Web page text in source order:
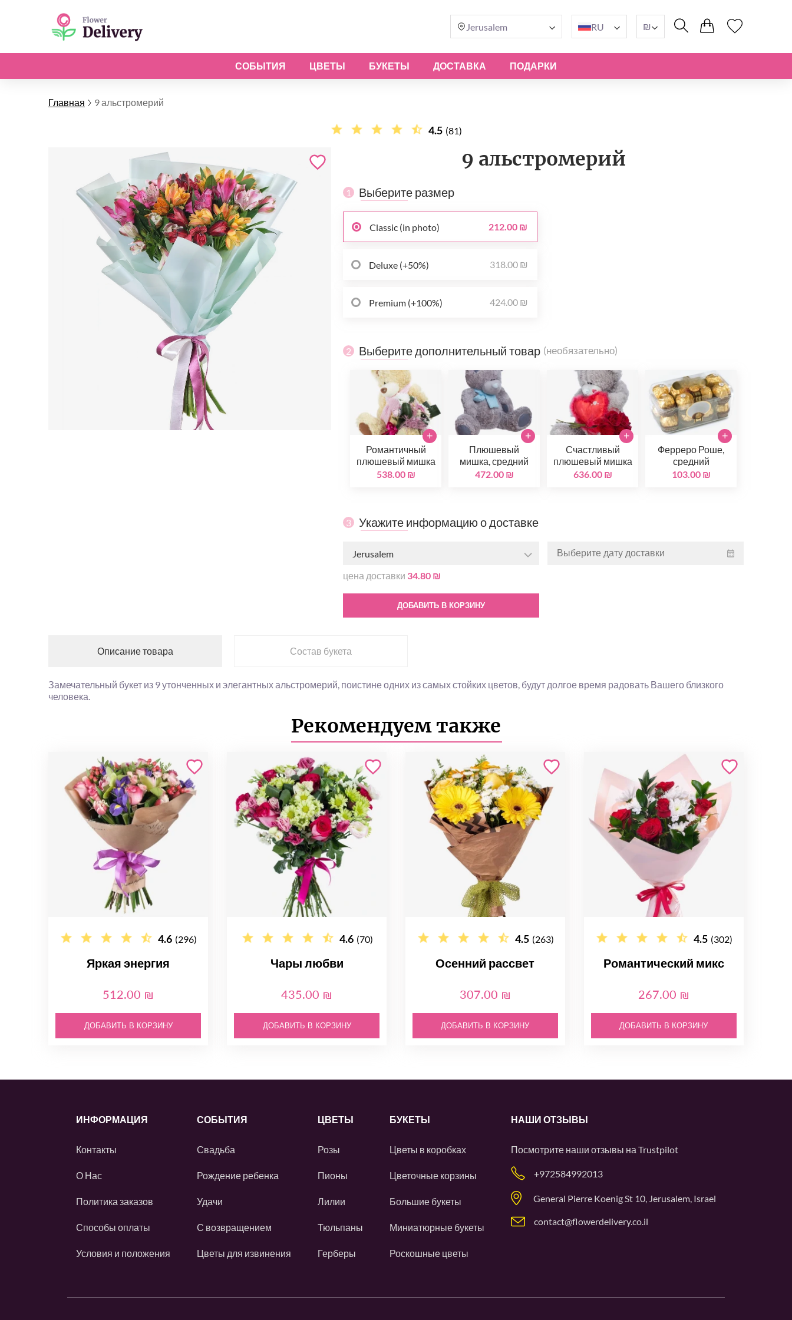
Jerusalem RU ₪
СОБЫТИЯ ЦВЕТЫ БУКЕТЫ ДОСТАВКА ПОДАРКИ
Главная 9 альстромерий
4.5 (81)
9 альстромерий
1 Выберите размер
Classic (in photo) 212.00 ₪
Deluxe (+50%) 318.00 ₪
Premium (+100%) 424.00 ₪
2 Выберите дополнительный товар (необязательно)
Романтичный
плюшевый мишка
538.00 ₪
+
Плюшевый
мишка, средний
472.00 ₪
+
Счастливый
плюшевый мишка
636.00 ₪
+
Ферреро Роше,
средний
103.00 ₪
+
3 Укажите информацию о доставке
Jerusalem
цена доставки 34.80 ₪
ДОБАВИТЬ В КОРЗИНУ
Описание товара Состав букета
Замечательный букет из 9 утонченных и элегантных альстромерий, поистине одних из самых стойких цветов, будут долгое время радовать Вашего близкого
человека.
Рекомендуем также
4.6 (296)
Яркая энергия
512.00 ₪
ДОБАВИТЬ В КОРЗИНУ
4.6 (70)
Чары любви
435.00 ₪
ДОБАВИТЬ В КОРЗИНУ
4.5 (263)
Осенний рассвет
307.00 ₪
ДОБАВИТЬ В КОРЗИНУ
4.5 (302)
Романтический микс
267.00 ₪
ДОБАВИТЬ В КОРЗИНУ
ИНФОРМАЦИЯ
Контакты
О Нас
Политика заказов
Способы оплаты
Условия и положения
СОБЫТИЯ
Свадьба
Рождение ребенка
Удачи
С возвращением
Цветы для извинения
ЦВЕТЫ
Розы
Пионы
Лилии
Тюльпаны
Герберы
БУКЕТЫ
Цветы в коробках
Цветочные корзины
Большие букеты
Миниатюрные букеты
Роскошные цветы
НАШИ ОТЗЫВЫ
Посмотрите наши отзывы на Trustpilot
+972584992013
General Pierre Koenig St 10, Jerusalem, Israel
contact@flowerdelivery.co.il